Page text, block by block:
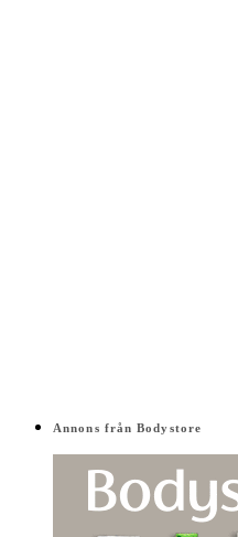
Annons från Bodystore